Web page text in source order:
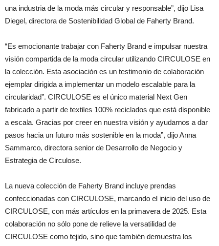
una industria de la moda más circular y responsable”, dijo Lisa
Diegel, directora de Sostenibilidad Global de Faherty Brand.
“Es emocionante trabajar con Faherty Brand e impulsar nuestra
visión compartida de la moda circular utilizando CIRCULOSE en
la colección. Esta asociación es un testimonio de colaboración
ejemplar dirigida a implementar un modelo escalable para la
circularidad”. CIRCULOSE es el único material Next Gen
fabricado a partir de textiles 100% reciclados que está disponible
a escala. Gracias por creer en nuestra visión y ayudarnos a dar
pasos hacia un futuro más sostenible en la moda”, dijo Anna
Sammarco, directora senior de Desarrollo de Negocio y
Estrategia de Circulose.
La nueva colección de Faherty Brand incluye prendas
confeccionadas con CIRCULOSE, marcando el inicio del uso de
CIRCULOSE, con más artículos en la primavera de 2025. Esta
colaboración no sólo pone de relieve la versatilidad de
CIRCULOSE como tejido, sino que también demuestra los